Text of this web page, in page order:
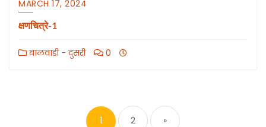
MARCH 17, 2024
क्षणचित्रे-1
बालवाडी - दुसरी 0
1 2 »